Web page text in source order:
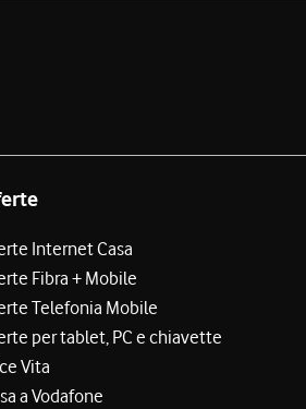
Internet Casa
Fibra + Mobile
Telefonia Mobile
per tablet, PC e chiavette
Vita
a Vodafone